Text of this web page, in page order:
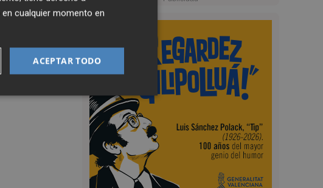
cualquier momento en
ACEPTAR TODO